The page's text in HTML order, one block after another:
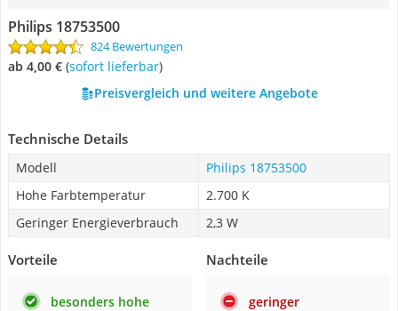
Philips 18753500
824 Bewertungen
ab 4,00 € ( Sofort lieferbar)
Preisvergleich und weitere Angebote
Technische Details
Modell
Philips 18753500
Hohe Farbtemperatur
2.700 K
Geringer Energieverbrauch
2,3 W
Vorteile
besonders hohe
Nachteile
geringer